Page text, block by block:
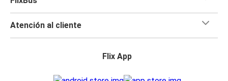
Atención al cliente
Flix App